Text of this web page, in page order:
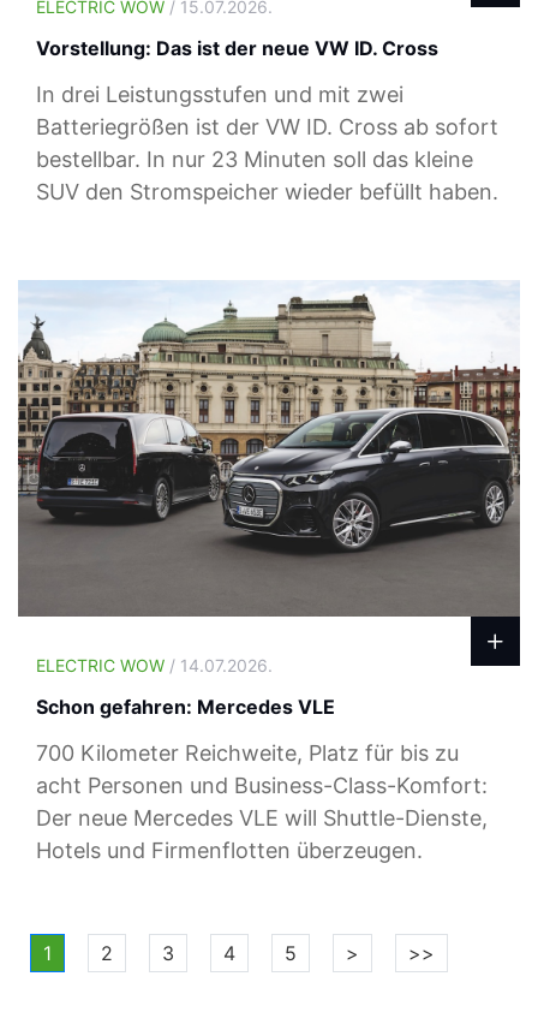
ELECTRIC WOW / 15.07.2026.
Vorstellung: Das ist der neue VW ID. Cross
In drei Leistungsstufen und mit zwei
Batteriegrößen ist der VW ID. Cross ab sofort
bestellbar. In nur 23 Minuten soll das kleine
SUV den Stromspeicher wieder befüllt haben.
ELECTRIC WOW / 14.07.2026.
Schon gefahren: Mercedes VLE
700 Kilometer Reichweite, Platz für bis zu
acht Personen und Business-Class-Komfort:
Der neue Mercedes VLE will Shuttle-Dienste,
Hotels und Firmenflotten überzeugen.
1 2 3 4 5 > >>